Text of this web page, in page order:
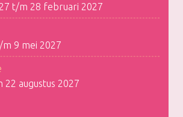
t/m 28 februari 2027
9 mei 2027
22 augustus 2027